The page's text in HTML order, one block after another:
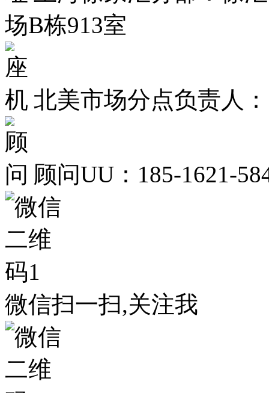
场B栋913室
北美市场分点负责人
顾问UU：185-1621-
微信扫一扫,关注我